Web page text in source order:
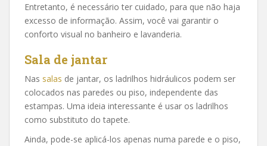
Entretanto, é necessário ter cuidado, para que não haja
excesso de informação. Assim, você vai garantir o
conforto visual no banheiro e lavanderia.
Sala de jantar
Nas salas de jantar, os ladrilhos hidráulicos podem ser
colocados nas paredes ou piso, independente das
estampas. Uma ideia interessante é usar os ladrilhos
como substituto do tapete.
Ainda, pode-se aplicá-los apenas numa parede e o piso,